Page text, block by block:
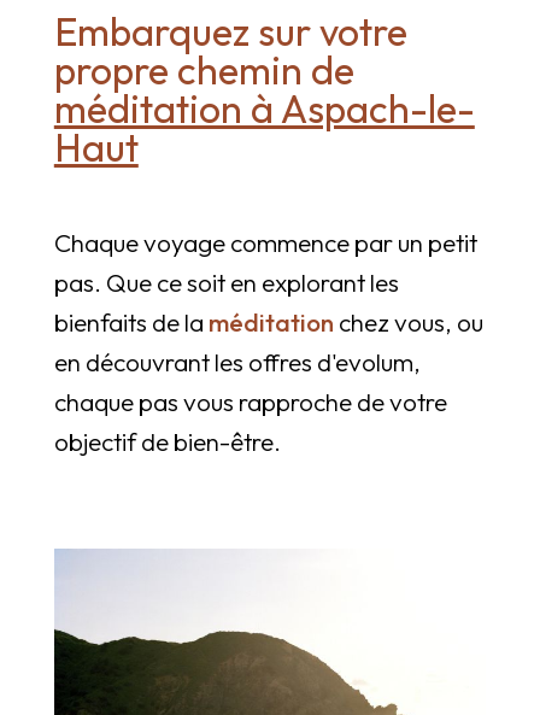
Embarquez sur votre
propre chemin de
méditation à Aspach-le-
Haut
Chaque voyage commence par un petit
pas. Que ce soit en explorant les
bienfaits de la méditation chez vous, ou
en découvrant les offres d'evolum,
chaque pas vous rapproche de votre
objectif de bien-être.